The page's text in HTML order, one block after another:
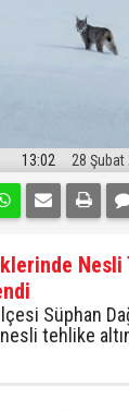
13:02 28 Şubat
Süphan
tehlike